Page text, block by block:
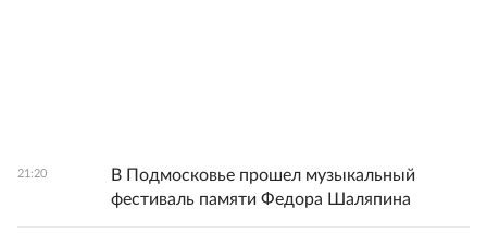
21:20
В Подмосковье прошел музыкальный
фестиваль памяти Федора Шаляпина